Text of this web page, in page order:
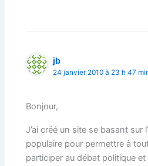
jb
24 janvier 2010 à 23 h 47
Bonjour,
J’ai créé un site se basant sur
populaire pour permettre à
participer au débat politique